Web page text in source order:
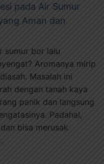
pada Air Sumur
Aman dan
sumur bor lalu
Aromanya mirip
Masalah ini
dengan tanah kaya
panik dan langsung
Padahal,
bisa merusak